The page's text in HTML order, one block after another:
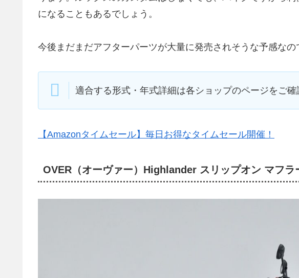
になることもあるでしょう。
今後まだまだアフターパーツが大量に発売されそうな予感なの
適合する形式・年式詳細は各ショップのページをご確
【Amazonタイムセール】毎日お得なタイムセール開催！
OVER（オーヴァー）Highlander スリップオン マフラ